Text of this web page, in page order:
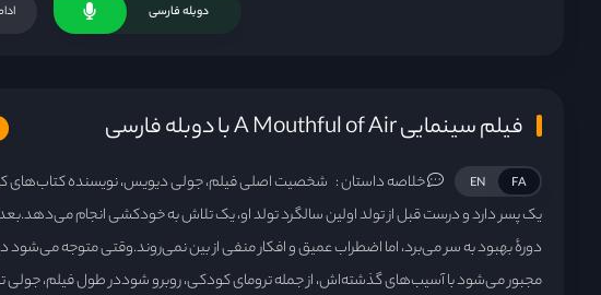
دوبله فارسی
فیلم سینمایی A Mouthful of Air با دوبله فارسی
FA
EN خلاصه داستان : شخصیت اصلی فیلم، جولی دیویس، نویسنده کتاب‌های
یک پسر دارد و درست قبل از تولد اولین سالگرد تولد او، یک تلاش به خودکشی انجام می‌دهد.بعد
دورهٔ بهبود به سر می‌برد، اما اضطراب عمیق و افکار منفی از بین نمی‌روند.وقتی متوجه می‌شود
مجبور می‌شود با آسیب‌های گذشته‌اش، از جمله ترومای کودکی، روبرو شوددر طول فیلم،